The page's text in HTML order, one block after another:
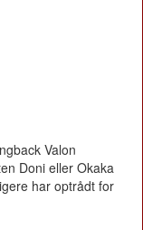
Valon
Doni eller Okaka
har optrådt for